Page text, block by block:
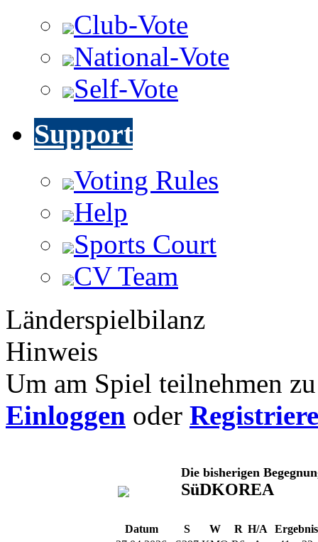
Club-Vote
National-Vote
Self-Vote
Support
Voting Rules
Help
Sports Court
CV Team
Länderspielbilanz
Hinweis
Um am Spiel teilnehmen
Einloggen oder
Die bisherigen
SüDKOREA
Datum S W R H/A
Ergebnis